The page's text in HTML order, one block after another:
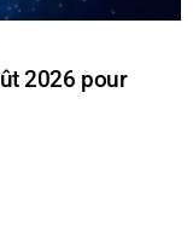
2026 pour